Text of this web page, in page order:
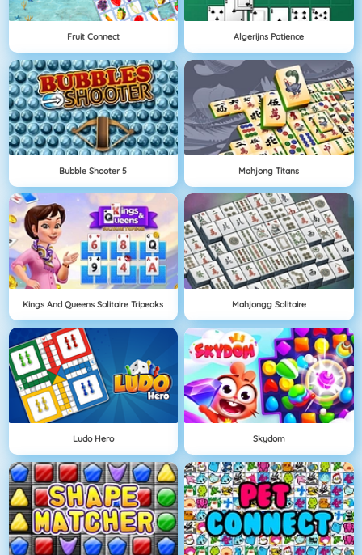
Fruit Connect Algerijns Patience
Bubble Shooter 5 Mahjong Titans
Kings And Queens Solitaire Tripeaks Mahjongg Solitaire
Ludo Hero Skydom